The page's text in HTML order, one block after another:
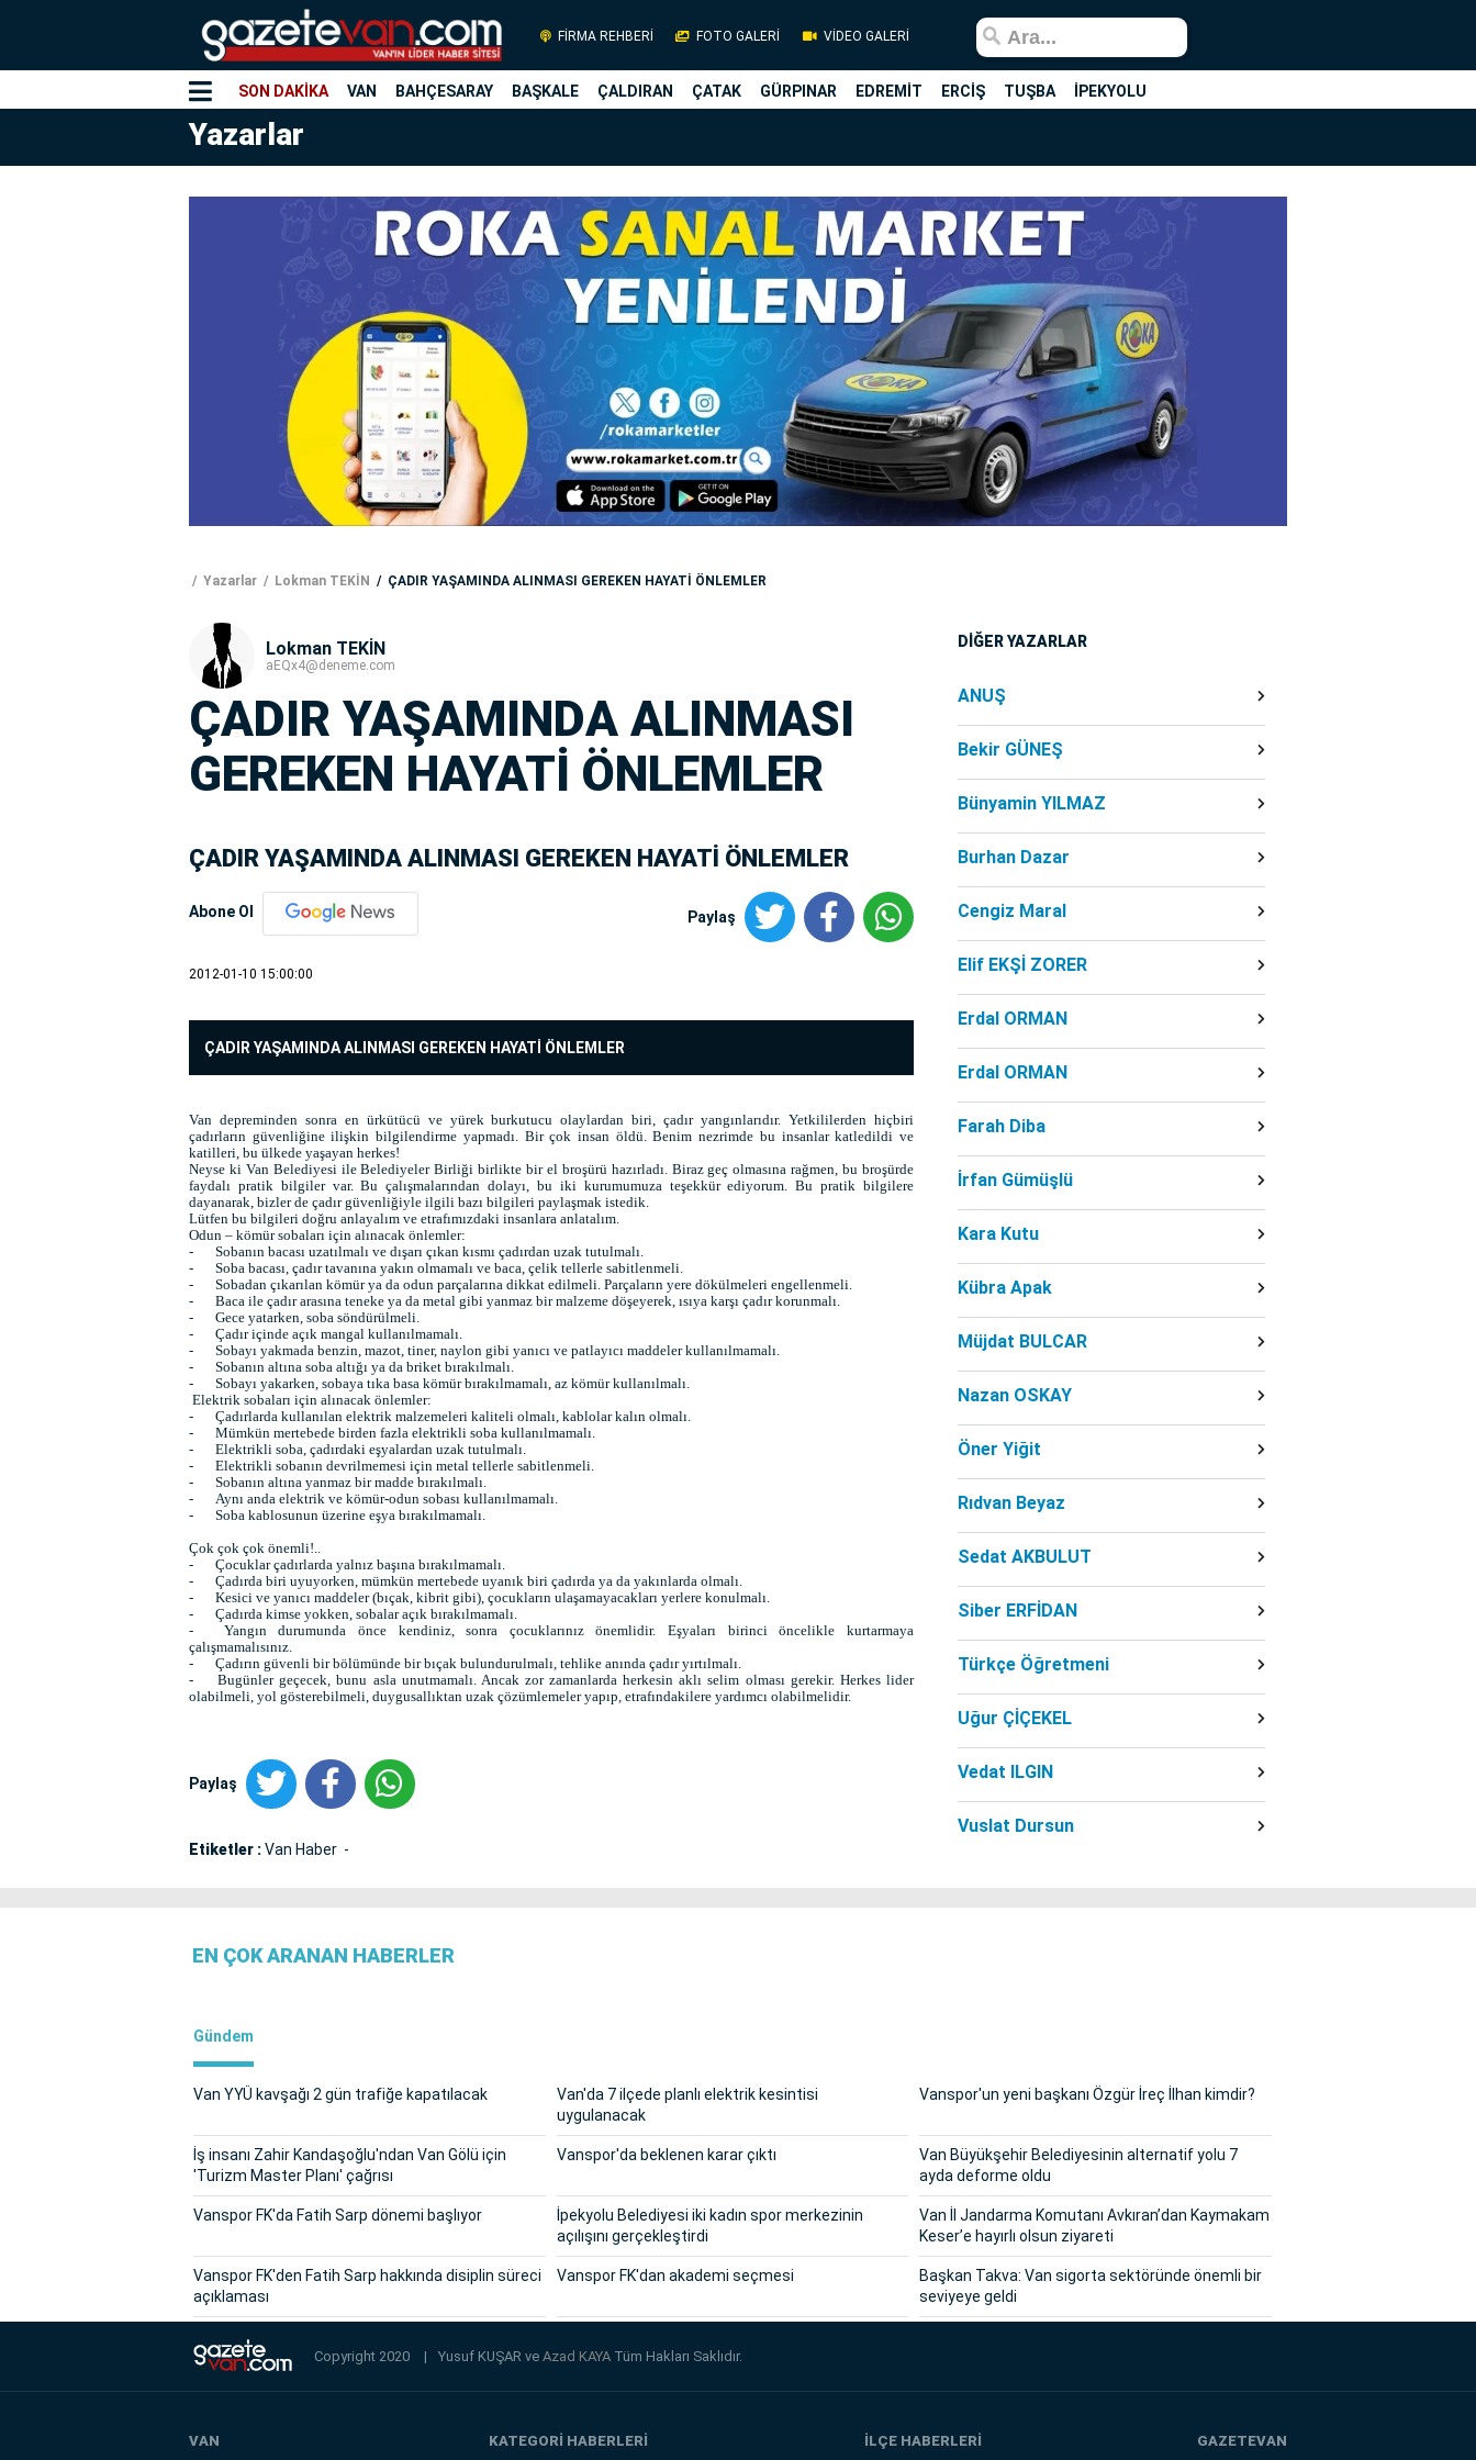
FİRMA REHBERİ FOTO GALERİ VİDEO GALERİ
SON DAKİKA VAN BAHÇESARAY BAŞKALE ÇALDIRAN ÇATAK GÜRPINAR EDREMİT ERCİŞ TUŞBA İPEKYOLU
Yazarlar
Yazarlar Lokman TEKİN ÇADIR YAŞAMINDA ALINMASI GEREKEN HAYATİ ÖNLEMLER
Lokman TEKİN
aEQx4@deneme.com
ÇADIR YAŞAMINDA ALINMASI
GEREKEN HAYATİ ÖNLEMLER
ÇADIR YAŞAMINDA ALINMASI GEREKEN HAYATİ ÖNLEMLER
Abone Ol Paylaş
2012-01-10 15:00:00
ÇADIR YAŞAMINDA ALINMASI GEREKEN HAYATİ ÖNLEMLER
Van depreminden sonra en ürkütücü ve yürek burkutucu olaylardan biri, çadır yangınlarıdır. Yetkililerden hiçbiri
çadırların güvenliğine ilişkin bilgilendirme yapmadı. Bir çok insan öldü. Benim nezrimde bu insanlar katledildi ve
katilleri, bu ülkede yaşayan herkes!
Neyse ki Van Belediyesi ile Belediyeler Birliği birlikte bir el broşürü hazırladı. Biraz geç olmasına rağmen, bu broşürde
faydalı pratik bilgiler var. Bu çalışmalarından dolayı, bu iki kurumumuza teşekkür ediyorum. Bu pratik bilgilere
dayanarak, bizler de çadır güvenliğiyle ilgili bazı bilgileri paylaşmak istedik.
Lütfen bu bilgileri doğru anlayalım ve etrafımızdaki insanlara anlatalım.
Odun – kömür sobaları için alınacak önlemler:
-
Sobanın bacası uzatılmalı ve dışarı çıkan kısmı çadırdan uzak tutulmalı.
-
Soba bacası, çadır tavanına yakın olmamalı ve baca, çelik tellerle sabitlenmeli.
-
Sobadan çıkarılan kömür ya da odun parçalarına dikkat edilmeli. Parçaların yere dökülmeleri engellenmeli.
-
Baca ile çadır arasına teneke ya da metal gibi yanmaz bir malzeme döşeyerek, ısıya karşı çadır korunmalı.
-
Gece yatarken, soba söndürülmeli.
-
Çadır içinde açık mangal kullanılmamalı.
-
Sobayı yakmada benzin, mazot, tiner, naylon gibi yanıcı ve patlayıcı maddeler kullanılmamalı.
-
Sobanın altına soba altığı ya da briket bırakılmalı.
-
Sobayı yakarken, sobaya tıka basa kömür bırakılmamalı, az kömür kullanılmalı.
Elektrik sobaları için alınacak önlemler:
-
Çadırlarda kullanılan elektrik malzemeleri kaliteli olmalı, kablolar kalın olmalı.
-
Mümkün mertebede birden fazla elektrikli soba kullanılmamalı.
-
Elektrikli soba, çadırdaki eşyalardan uzak tutulmalı.
-
Elektrikli sobanın devrilmemesi için metal tellerle sabitlenmeli.
-
Sobanın altına yanmaz bir madde bırakılmalı.
-
Aynı anda elektrik ve kömür-odun sobası kullanılmamalı.
-
Soba kablosunun üzerine eşya bırakılmamalı.
Çok çok çok önemli!..
-
Çocuklar çadırlarda yalnız başına bırakılmamalı.
-
Çadırda biri uyuyorken, mümkün mertebede uyanık biri çadırda ya da yakınlarda olmalı.
-
Kesici ve yanıcı maddeler (bıçak, kibrit gibi), çocukların ulaşamayacakları yerlere konulmalı.
-
Çadırda kimse yokken, sobalar açık bırakılmamalı.
-
Yangın durumunda önce kendiniz, sonra çocuklarınız önemlidir. Eşyaları birinci öncelikle kurtarmaya
çalışmamalısınız.
-
Çadırın güvenli bir bölümünde bir bıçak bulundurulmalı, tehlike anında çadır yırtılmalı.
-
Bugünler geçecek, bunu asla unutmamalı. Ancak zor zamanlarda herkesin aklı selim olması gerekir. Herkes lider
olabilmeli, yol gösterebilmeli, duygusallıktan uzak çözümlemeler yapıp, etrafındakilere yardımcı olabilmelidir.
Paylaş
Etiketler :Van Haber
DİĞER YAZARLAR
ANUŞ
Bekir GÜNEŞ
Bünyamin YILMAZ
Burhan Dazar
Cengiz Maral
Elif EKŞİ ZORER
Erdal ORMAN
Erdal ORMAN
Farah Diba
İrfan Gümüşlü
Kara Kutu
Kübra Apak
Müjdat BULCAR
Nazan OSKAY
Öner Yiğit
Rıdvan Beyaz
Sedat AKBULUT
Siber ERFİDAN
Türkçe Öğretmeni
Uğur ÇİÇEKEL
Vedat ILGIN
Vuslat Dursun
EN ÇOK ARANAN HABERLER
Gündem
Van YYÜ kavşağı 2 gün trafiğe kapatılacak
Van'da 7 ilçede planlı elektrik kesintisi
uygulanacak
Vanspor'un yeni başkanı Özgür İreç İlhan kimdir?
İş insanı Zahir Kandaşoğlu'ndan Van Gölü için
'Turizm Master Planı' çağrısı
Vanspor'da beklenen karar çıktı
Van Büyükşehir Belediyesinin alternatif yolu 7
ayda deforme oldu
Vanspor FK'da Fatih Sarp dönemi başlıyor
İpekyolu Belediyesi iki kadın spor merkezinin
açılışını gerçekleştirdi
Van İl Jandarma Komutanı Avkıran’dan Kaymakam
Keser’e hayırlı olsun ziyareti
Vanspor FK'den Fatih Sarp hakkında disiplin süreci
açıklaması
Vanspor FK'dan akademi seçmesi
Başkan Takva: Van sigorta sektöründe önemli bir
seviyeye geldi
Copyright 2020 | Yusuf KUŞAR veAzad KAYA Tüm Hakları Saklıdır.
VAN KATEGORİ HABERLERİ İLÇE HABERLERİ GAZETEVAN